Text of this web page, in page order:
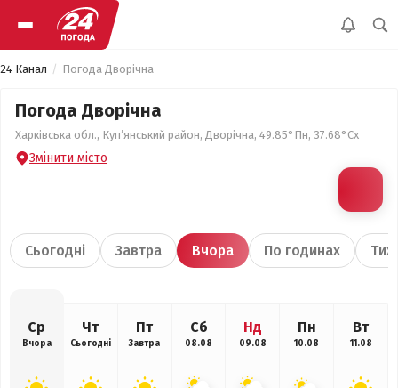
24 Канал Погода Дворічна
Погода Дворічна
Харківська обл., Куп’янський район, Дворічна, 49.85°Пн, 37.68°Сх
Змінити місто
Сьогодні Завтра Вчора По годинах
Ср
Вчора
Чт
Сьогодні
Пт
Завтра
Сб
08.08
Нд
09.08
Пн
10.08
Вт
11.08